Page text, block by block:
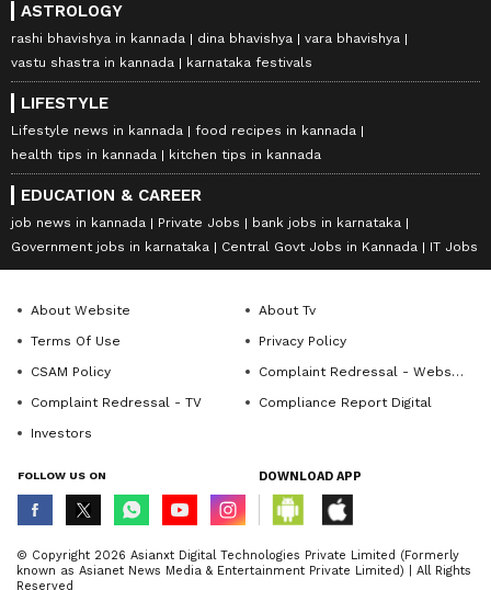
ASTROLOGY
rashi bhavishya in kannada dina bhavishya
vara bhavishya
vastu shastra in kannada
karnataka festivals
LIFESTYLE
Lifestyle news in kannada
food recipes in kannada
health tips in kannada
kitchen tips in kannada
EDUCATION & CAREER
job news in kannada Private Jobs
bank jobs in karnataka
Government jobs in karnataka
Central Govt Jobs in Kannada IT Jobs
About Website
About Tv
Terms Of Use
Privacy Policy
CSAM Policy
Complaint Redressal - Website
Complaint Redressal - TV
Compliance Report Digital
Investors
FOLLOW US ON DOWNLOAD APP
© Copyright 2026 Asianxt Digital Technologies Private Limited (Formerly
known as Asianet News Media & Entertainment Private Limited) | All Rights
Reserved